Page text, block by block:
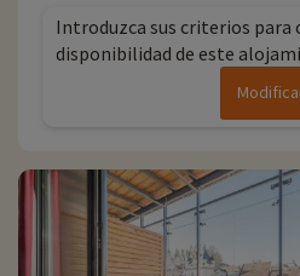
Introduzca sus criterios para
disponibilidad de este